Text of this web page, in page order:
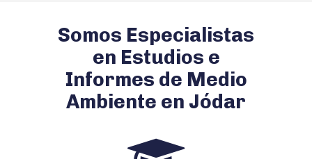
Somos Especialistas
en Estudios e
Informes de Medio
Ambiente en Jódar